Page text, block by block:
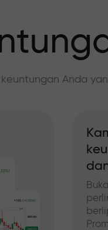
Anda